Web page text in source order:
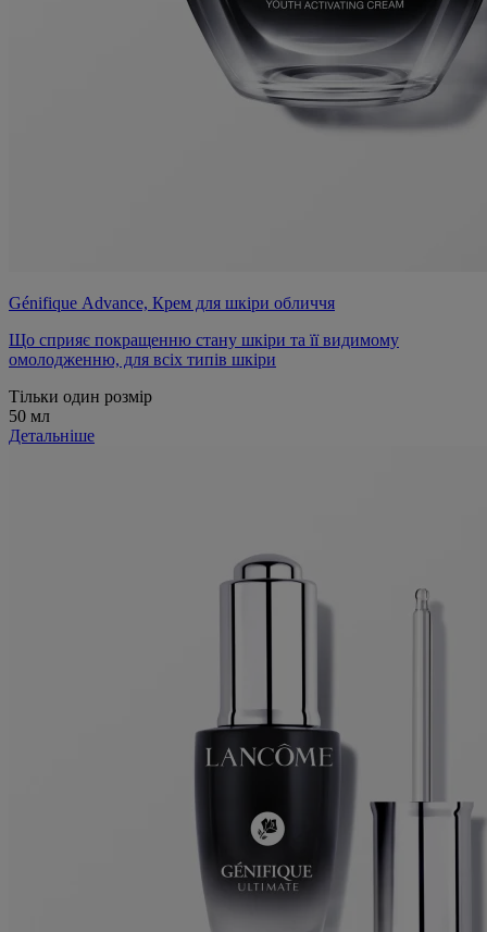
Génifique Advance, Крем для шкіри обличчя
Що сприяє покращенню стану шкіри та її видимому
омолодженню, для всіх типів шкіри
Тільки один розмір
50 мл
Детальніше